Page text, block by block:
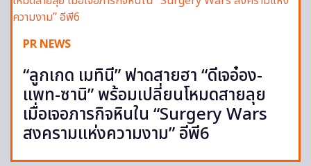
PR NEWS
“ลูกเกด เมทินี” ฟาดสายฮา “ดีเจอ๋อง-
แพท-ซานิ” พร้อมเปลี่ยนโหมดสายลุย
เมื่อเจอภารกิจหินใน “Surgery Wars
สงครามแห่งความงาม” อีพี6